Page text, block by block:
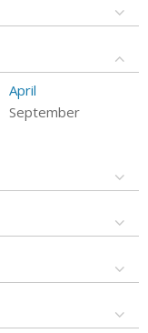
April
September